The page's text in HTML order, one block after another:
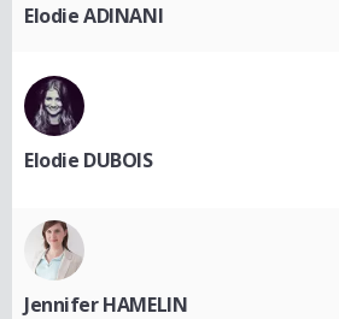
Elodie ADINANI
Elodie DUBOIS
Jennifer HAMELIN